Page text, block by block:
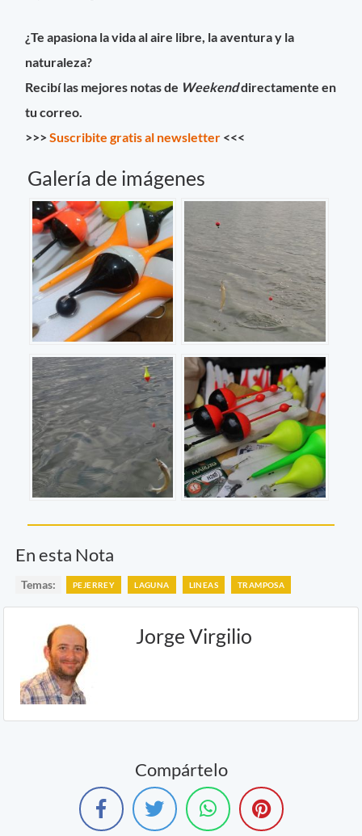
¿Te apasiona la vida al aire libre, la aventura y la
naturaleza?
Recibí las mejores notas de Weekenddirectamente en
tu correo.
>>>Suscribite gratis al newsletter <<<
Galería de imágenes
En esta Nota
Temas: PEJERREY LAGUNA LINEAS TRAMPOSA
Jorge Virgilio
Compártelo